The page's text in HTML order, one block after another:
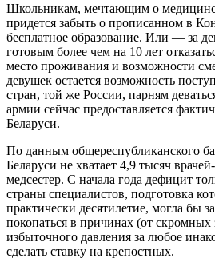
Школьникам, мечтающим о
придется забыть о прописанном в
бесплатное образование. Или — за
готовым более чем на 10 лет
место проживания и возможности
девушек остается возможность
стран, той же России, парням
армии сейчас предоставляется
Беларуси.
По данным общереспубликанского
Беларуси не хватает 4,9 тысяч
медсестер. С начала года дефицит
страны специалистов, подготовка
практически десятилетие, могла бы
покопаться в причинах (от скромных
избыточного давления за любое
сделать ставку на крепостных.